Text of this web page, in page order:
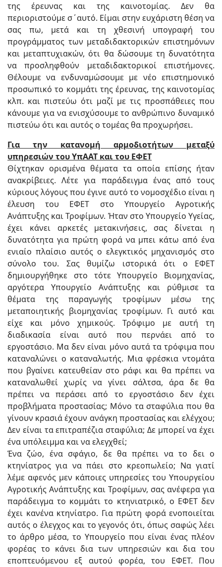
της έρευνας και της καινοτομίας. Δεν θα
περιοριστούμε σ΄αυτό. Είμαι στην ευχάριστη θέση να
σας πω, μετά και τη χθεσινή υπογραφή του
προγράμματος των μεταδιδακτορικών επιστημόνων
και μεταπτυχιακών, ότι θα δώσουμε τη δυνατότητα
να προσληφθούν μεταδιδακτορικοί επιστήμονες.
Θέλουμε να ενδυναμώσουμε με νέο επιστημονικό
προσωπικό το κομμάτι της έρευνας, της καινοτομίας
κλπ. και πιστεύω ότι μαζί με τις προσπάθειες που
κάνουμε για να ενισχύσουμε το ανθρώπινο δυναμικό
πιστεύω ότι και αυτός ο τομέας θα προχωρήσει.
Για την κατανομή αρμοδιοτήτων μεταξύ
υπηρεσιών του ΥπΑΑΤ και του ΕΦΕΤ
Θίχτηκαν ορισμένα θέματα τα οποία επίσης ήταν
ανακρίβειες. Λέτε για παράδειγμα ένας από τους
κύριους λόγους που έγινε αυτό το νομοσχέδιο είναι η
έλευση του ΕΦΕΤ στο Υπουργείο Αγροτικής
Ανάπτυξης και Τροφίμων. Ήταν στο Υπουργείο Υγείας,
έχει κάνει αρκετές μετακινήσεις, σας δίνεται η
δυνατότητα για πρώτη φορά να μπει κάτω από ένα
ενιαίο πλαίσιο αυτός ο ελεγκτικός μηχανισμός στο
σύνολο του. Σας θυμίζω ιστορικά ότι ο ΕΦΕΤ
δημιουργήθηκε στο τότε Υπουργείο Βιομηχανίας,
αργότερα Υπουργείο Ανάπτυξης και ρύθμισε τα
θέματα της παραγωγής τροφίμων μέσω της
μεταποιητικής βιομηχανίας τροφίμων. Γι αυτό και
είχε και μόνο χημικούς. Τρόφιμο με αυτή τη
διαδικασία είναι αυτό που περνάει από το
εργοστάσιο. Μα δεν είναι μόνο αυτά τα τρόφιμα που
καταναλώνει ο καταναλωτής. Μια φρέσκια ντομάτα
που βγαίνει κατευθείαν στο ράφι και θα πρέπει να
καταναλωθεί χωρίς να γίνει σάλτσα, άρα δε θα
πρέπει να περάσει από το εργοστάσιο δεν έχει
προβλήματα προστασίας; Μόνο τα σταφύλια που θα
γίνουν κρασιά έχουν ανάγκη προστασίας και ελέγχου;
Δεν είναι τα επιτραπέζια σταφύλια; Δε μπορεί να έχει
ένα υπόλειμμα και να ελεγχθεί;
Ένα ζώο, ένα σφάγιο, δε θα πρέπει να το δει ο
κτηνίατρος για να πάει στο κρεοπωλείο; Να γιατί
λέμε αφενός μεν κάποιες υπηρεσίες του Υπουργείου
Αγροτικής Ανάπτυξης και Τροφίμων, σας ανέφερα για
παράδειγμα το κομμάτι το κτηνιατρικό, ο ΕΦΕΤ δεν
έχει κανένα κτηνίατρο. Για πρώτη φορά ενοποιείται
αυτός ο έλεγχος και το γεγονός ότι, όπως σαφώς λέει
το άρθρο μέσα, το Υπουργείο που είναι ένας πλέον
φορέας το κάνει δια των υπηρεσιών και δια του
εποπτευόμενου εξ αυτού φορέα, του ΕΦΕΤ. Που